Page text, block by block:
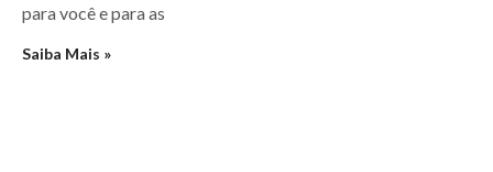
para você e para as
Saiba Mais »